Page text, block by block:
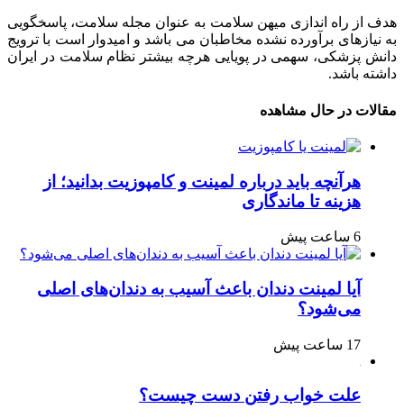
هدف از راه اندازی میهن سلامت به عنوان مجله سلامت، پاسخگویی
به نیازهای برآورده نشده مخاطبان می باشد و امیدوار است با ترویج
دانش پزشکی، سهمی در پویایی هرچه بیشتر نظام سلامت در ایران
داشته باشد.
مقالات در حال مشاهده
هرآنچه باید درباره لمینت و کامپوزیت بدانید؛ از
هزینه تا ماندگاری
6 ساعت پیش
آیا لمینت دندان باعث آسیب به دندان‌های اصلی
می‌شود؟
17 ساعت پیش
علت خواب رفتن دست چیست؟